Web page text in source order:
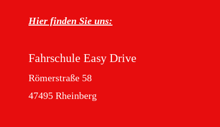
Hier finden Sie uns:
Fahrschule Easy Drive
Römerstraße 58
47495 Rheinberg